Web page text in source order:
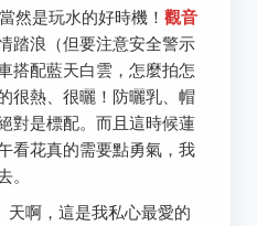
當然是玩水的好時機！ 觀音
踏浪（但要注意安全警示
搭配藍天白雲，怎麼拍怎
很熱、很曬！防曬乳、帽
對是標配。而且這時候蓮
看花真的需要點勇氣，我
天啊，這是我私心最愛的